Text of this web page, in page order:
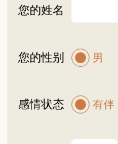
您的姓名
您的性别 男
感情状态 有伴